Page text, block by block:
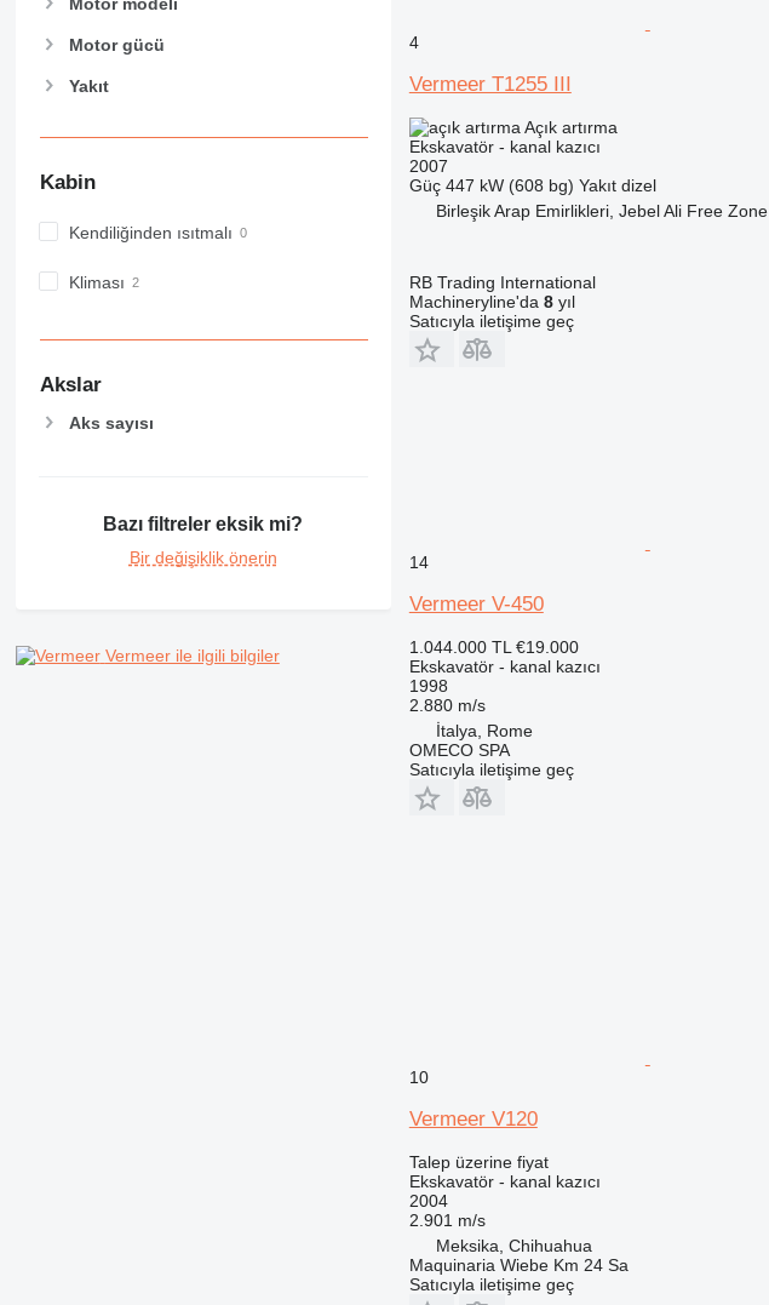
GC
M-series
NR
Motor gücü
Yakıt
Kabin
Kendiliğinden ısıtmalı
Kliması
Akslar
Aks sayısı
Bazı filtreler eksik mi?
Bir değişiklik önerin
Vermeer ile ilgili bilgiler
4
Vermeer T1255 III
Açık artırma
Ekskavatör - kanal kazıcı
2007
Güç 447 kW (608 bg) Yakıt dizel
Birleşik Arap Emirlikleri, Jebel Ali Free Zone
RB Trading International
Machineryline'da 8yıl
Satıcıyla iletişime geç
14
Vermeer V-450
1.044.000 TL €19.000
Ekskavatör - kanal kazıcı
1998
2.880 m/s
İtalya, Rome
OMECO SPA
Satıcıyla iletişime geç
10
Vermeer V120
Talep üzerine fiyat
Ekskavatör - kanal kazıcı
2004
2.901 m/s
Meksika, Chihuahua
Maquinaria Wiebe Km 24 Sa
Satıcıyla iletişime geç